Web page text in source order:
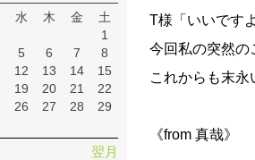
T様「いいです
今回私の突然の
これからも末永
《from 真哉》
水 木 金
土
1
5 6 7
8
12 13 14
15
19 20 21
22
26 27 28
29
翌月